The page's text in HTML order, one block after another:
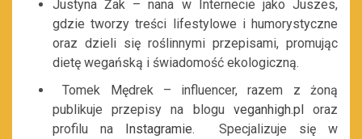
Justyna Żak – nana w Internecie jako Juszes,
gdzie tworzy treści lifestylowe i humorystyczne
oraz dzieli się roślinnymi przepisami, promując
dietę wegańską i świadomość ekologiczną.
Tomek Mędrek – influencer, razem z żoną
publikuje przepisy na blogu veganhigh.ploraz
profilu na Instagramie. Specjalizuje się w